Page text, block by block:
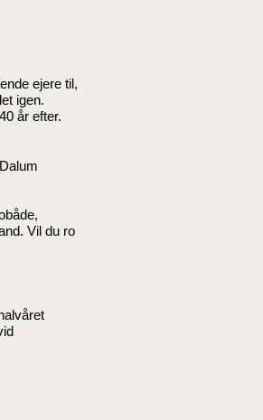
ejere til,
igen.
år efter.
Vil du ro